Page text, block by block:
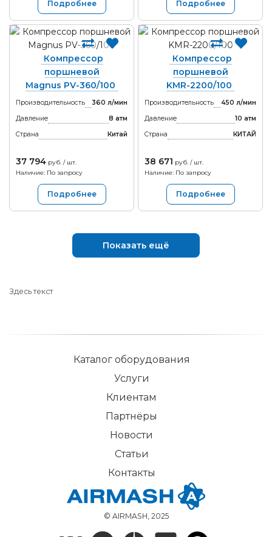
Подробнее Подробнее
Компрессор
поршневой
Magnus PV-360/100
Производительность
360 л/мин
Давление
8 атм
Страна
Китай
37 794 руб. / шт.
Наличие: По запросу
Подробнее
Компрессор
поршневой
KMR-2200/100
Производительность
450 л/мин
Давление
10 атм
Страна
КИТАЙ
38 671 руб. / шт.
Наличие: По запросу
Подробнее
Показать ещё
Здесь текст
© AIRMASH, 2025
Каталог оборудования
Услуги
Клиентам
Партнёры
Новости
Статьи
Контакты